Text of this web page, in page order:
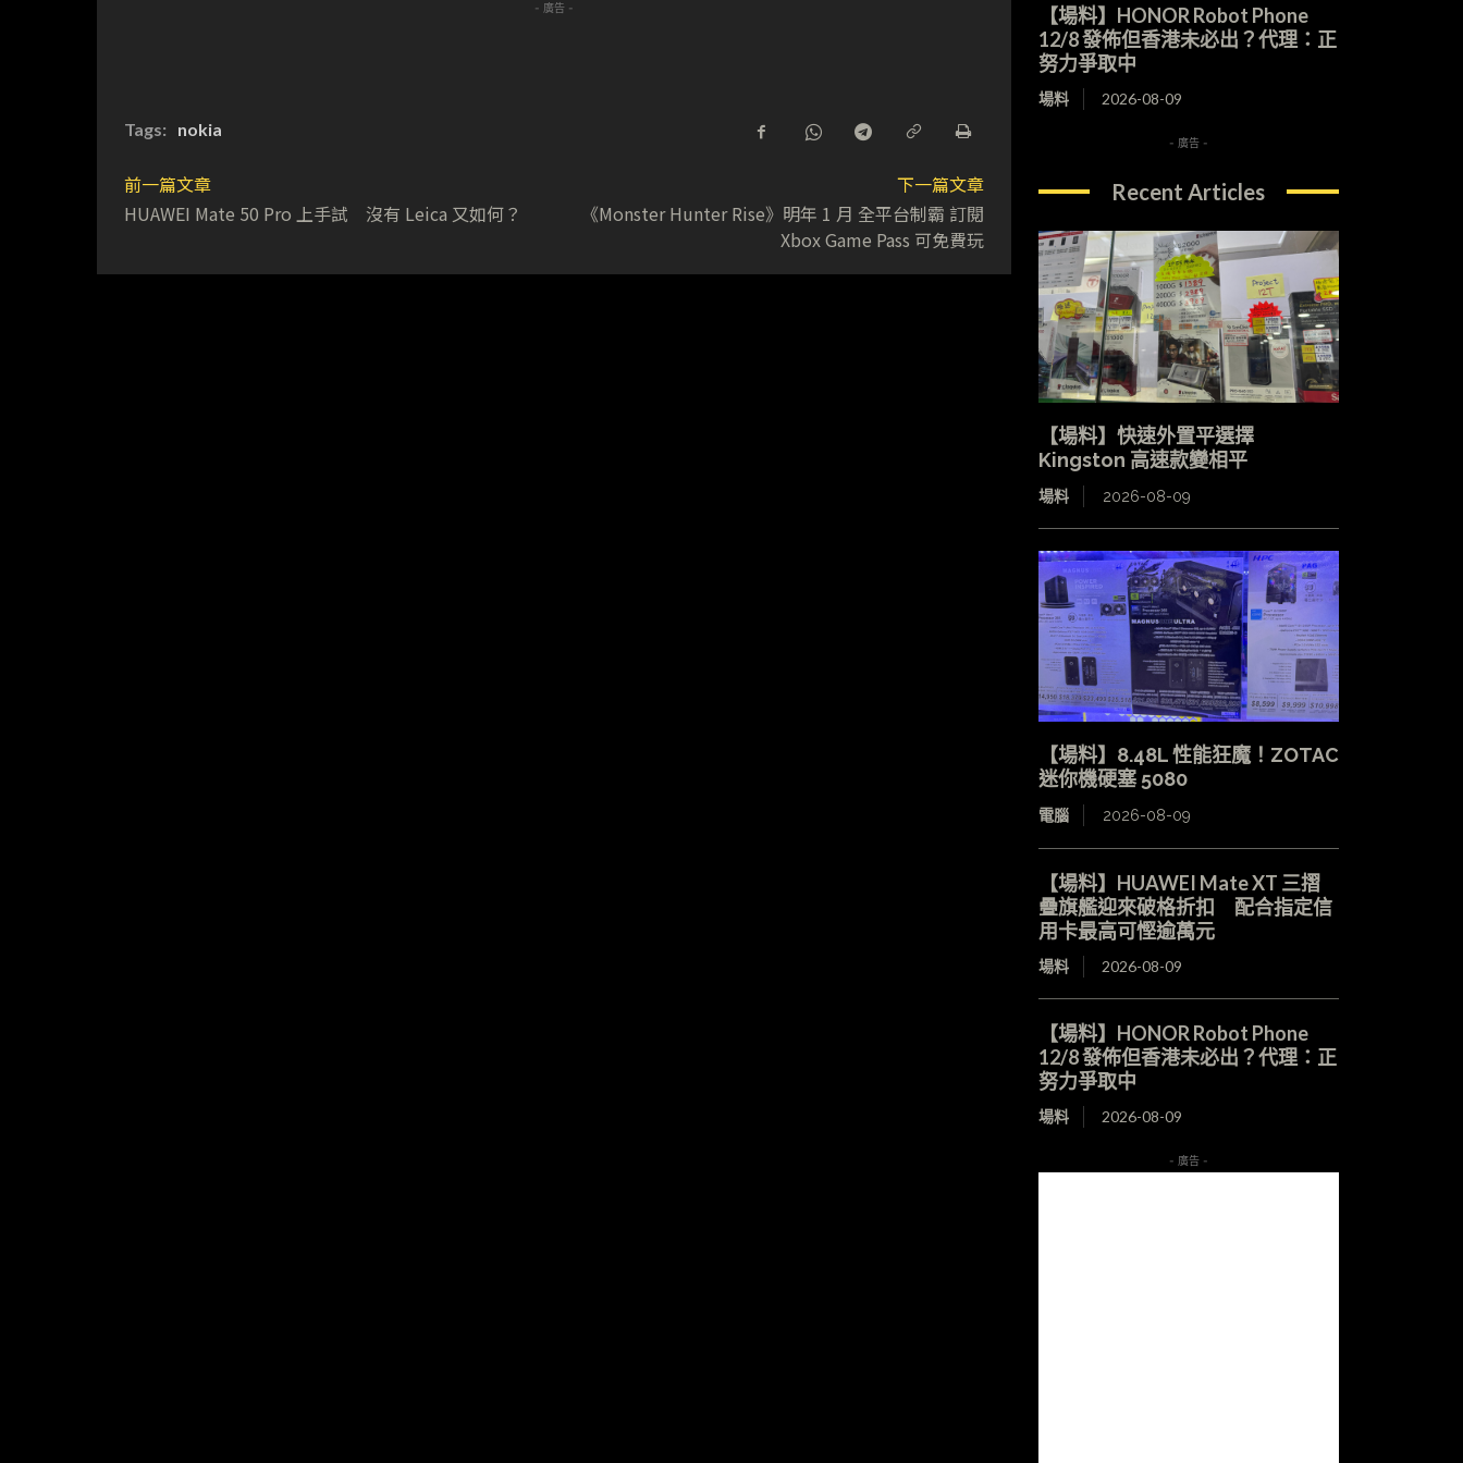
- 廣告 -
Tags: nokia
前一篇文章
HUAWEI Mate 50 Pro 上手試 沒有 Leica 又如何？
下一篇文章
《Monster Hunter Rise》明年 1 月 全平台制霸 訂閱
Xbox Game Pass 可免費玩
【場料】HONOR Robot Phone
12/8 發佈但香港未必出？代理：正
努力爭取中
場料 2026-08-09
- 廣告 -
Recent Articles
【場料】快速外置平選擇
Kingston 高速款變相平
場料 2026-08-09
【場料】8.48L 性能狂魔！ZOTAC
迷你機硬塞 5080
電腦 2026-08-09
【場料】HUAWEI Mate XT 三摺
疊旗艦迎來破格折扣 配合指定信
用卡最高可慳逾萬元
場料 2026-08-09
【場料】HONOR Robot Phone
12/8 發佈但香港未必出？代理：正
努力爭取中
場料 2026-08-09
- 廣告 -